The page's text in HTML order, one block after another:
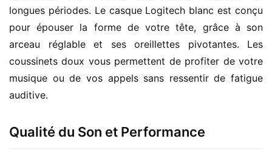
longues périodes. Le casque Logitech blanc est conçu
pour épouser la forme de votre tête, grâce à son
arceau réglable et ses oreillettes pivotantes. Les
coussinets doux vous permettent de profiter de votre
musique ou de vos appels sans ressentir de fatigue
auditive.
Qualité du Son et Performance